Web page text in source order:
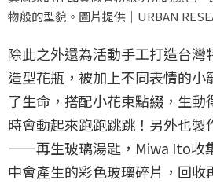
物般的型貌。圖片提供｜URBAN
除此之外還為活動手工打造台
造型花瓶，被加上不同表情的小
了生命，搭配小花束點綴，生動
時會動起來跑跑跳跳！另外也製
——再生玻璃湯匙，Miwa Ito收
中會產生的彩色玻璃碎片，回收